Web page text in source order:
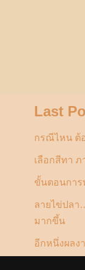
Last
กรณีไหน ต้
เลือกสีทา ภ
ขั้นตอนการ
ลายไข่ปลา
มากขึ้น
อีกหนึ่งผลงา